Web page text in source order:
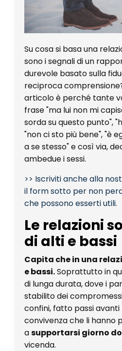
Su cosa si basa una
sono i segnali di un
durevole basato sulla
reciproca
articolo è perché tante
frase "ma lui non mi
sorda su questo punto",
"non ci sto più bene", "è
a se stesso" e così via,
ambedue i sessi.
>> Iscriviti anche alla
il form sotto per non
che possono esserti utili.
Le relazioni
di alti e bassi
Capita che in una
e bassi.Soprattutto in
di lunga durata, dove i
stabilito dei
confini, fatto passi
convivenza che li hanno
asupportarsi giorno
vicenda.